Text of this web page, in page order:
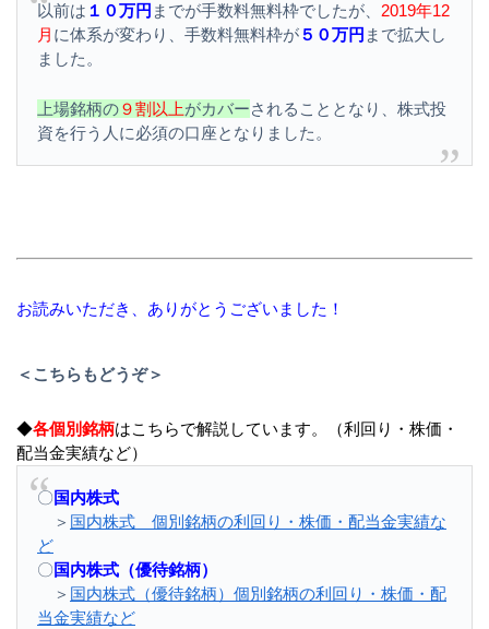
以前は １０万円 までが手数料無料枠でしたが、 2019年12
月 に体系が変わり、手数料無料枠が５０万円 まで拡大し
ました。
上場銘柄の９割以上がカバーされることとなり、株式投
資を行う人に必須の口座となりました。
お読みいただき、ありがとうございました！
＜こちらもどうぞ＞
◆各個別銘柄はこちらで解説しています。（利回り・株価・
配当金実績など）
〇国内株式
＞ 国内株式 個別銘柄の利回り・株価・配当金実績な
ど
〇国内株式（優待銘柄）
＞ 国内株式（優待銘柄）個別銘柄の利回り・株価・配
当金実績など